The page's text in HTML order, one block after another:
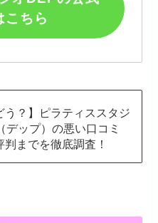
こちら
う？】ピラティススタジ
デップ）の悪い口コミ
判までを徹底調査！